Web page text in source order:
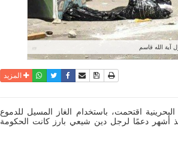
آية الله قاسم
نسخة للطباعة
حفظ الموضوع
أرسل الى صديق
فيسبوكتويترواتسابالمزيد
اقتحمت، باستخدام الغاز المسيل للدموع
أشهر دعمًا لرجل دين شيعي بارز كانت الحكومة